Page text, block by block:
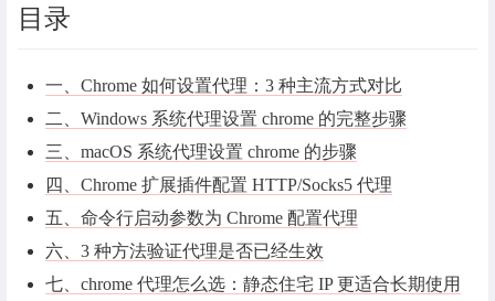
目录
一、Chrome 如何设置代理：3 种主流方式对比
二、Windows 系统代理设置 chrome 的完整步骤
三、macOS 系统代理设置 chrome 的步骤
四、Chrome 扩展插件配置 HTTP/Socks5 代理
五、命令行启动参数为 Chrome 配置代理
六、3 种方法验证代理是否已经生效
七、chrome 代理怎么选：静态住宅 IP 更适合长期使用